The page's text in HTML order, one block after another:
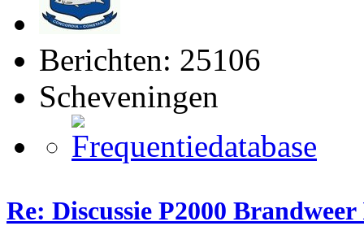
Berichten: 25106
Scheveningen
Re: Discussie P2000